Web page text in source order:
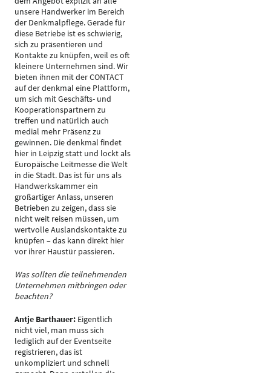
unsere Handwerker im Bereich
der Denkmalpflege. Gerade für
diese Betriebe ist es schwierig,
sich zu präsentieren und
Kontakte zu knüpfen, weil es oft
kleinere Unternehmen sind. Wir
bieten ihnen mit der CONTACT
auf der denkmal eine Plattform,
um sich mit Geschäfts- und
Kooperationspartnern zu
treffen und natürlich auch
medial mehr Präsenz zu
gewinnen. Die denkmal findet
hier in Leipzig statt und lockt als
Europäische Leitmesse die Welt
in die Stadt. Das ist für uns als
Handwerkskammer ein
großartiger Anlass, unseren
Betrieben zu zeigen, dass sie
nicht weit reisen müssen, um
wertvolle Auslandskontakte zu
knüpfen – das kann direkt hier
vor ihrer Haustür passieren.
Was sollten die teilnehmenden
Unternehmen mitbringen oder
beachten?
Antje Barthauer: Eigentlich
nicht viel, man muss sich
lediglich auf der Eventseite
registrieren, das ist
unkompliziert und schnell